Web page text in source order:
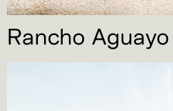
Rancho Aguayo